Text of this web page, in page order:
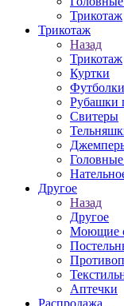
Трикотаж
Трикотаж
Назад
Трикотаж
Куртки
Футболки
Рубашки
Свитеры
Другое
Назад
Другое
Моющие
Аптечки
Распродажа